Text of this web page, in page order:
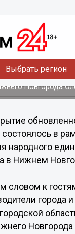
Выбрать регион
открытие
участие
Валерий
Олег Сорокин и
Новгорода
в
народного
в Нижнем
словом к
города